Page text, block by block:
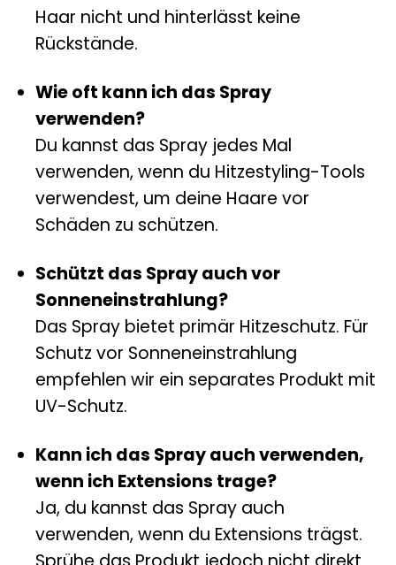
Haar nicht und hinterlässt keine
Rückstände.
Wie oft kann ich das Spray
verwenden?
Du kannst das Spray jedes Mal
verwenden, wenn du Hitzestyling-Tools
verwendest, um deine Haare vor
Schäden zu schützen.
Schützt das Spray auch vor
Sonneneinstrahlung?
Das Spray bietet primär Hitzeschutz. Für
Schutz vor Sonneneinstrahlung
empfehlen wir ein separates Produkt mit
UV-Schutz.
Kann ich das Spray auch verwenden,
wenn ich Extensions trage?
Ja, du kannst das Spray auch
verwenden, wenn du Extensions trägst.